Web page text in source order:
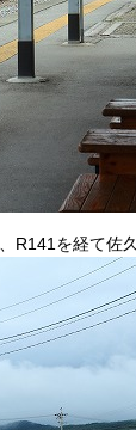
R141を経て佐